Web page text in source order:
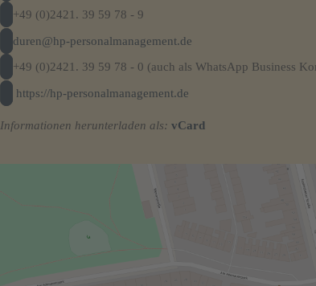
+49 (0)2421. 39 59 78 - 9
duren@hp-personalmanagement.de
+49 (0)2421. 39 59 78 - 0 (auch als WhatsApp Business
https://hp-personalmanagement.de
Informationen herunterladen als: vCard